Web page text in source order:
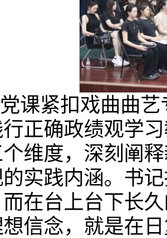
课紧扣戏曲曲
正确政绩观学
维度，深刻阐
实践内涵。书
在台上台下长
信念，就是在